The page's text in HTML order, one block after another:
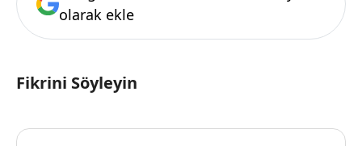
olarak ekle
Fikrini Söyleyin